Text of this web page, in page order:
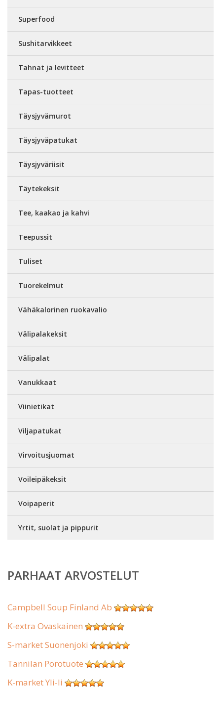
Superfood
Sushitarvikkeet
Tahnat ja levitteet
Tapas-tuotteet
Täysjyvämurot
Täysjyväpatukat
Täysjyväriisit
Täytekeksit
Tee, kaakao ja kahvi
Teepussit
Tuliset
Tuorekelmut
Vähäkalorinen ruokavalio
Välipalakeksit
Välipalat
Vanukkaat
Viinietikat
Viljapatukat
Virvoitusjuomat
Voileipäkeksit
Voipaperit
Yrtit, suolat ja pippurit
PARHAAT ARVOSTELUT
Campbell Soup Finland Ab
K-extra Ovaskainen
S-market Suonenjoki
Tannilan Porotuote
K-market Yli-Ii